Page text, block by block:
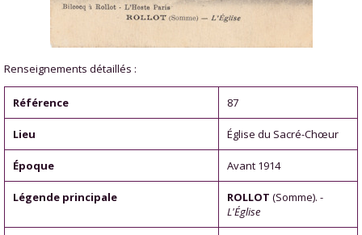
Renseignements détaillés :
Référence 87
Lieu Église du Sacré-Chœur
Époque Avant 1914
Légende principale ROLLOT (Somme). -
L'Église